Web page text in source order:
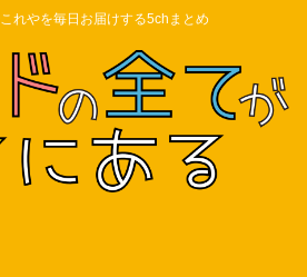
れやを毎日お届けする5chまとめ